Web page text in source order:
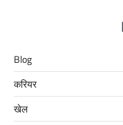
Blog
करियर
खेल